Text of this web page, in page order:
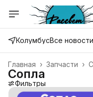
КолумбусВсе новости
Запчасти ›
Главная ›
Сопла
Фильтры